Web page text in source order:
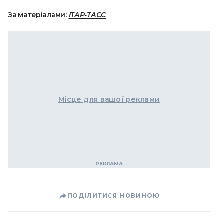
За матеріалами: ІТАР-ТАСС
Місце для вашої реклами
ПОДІЛИТИСЯ НОВИНОЮ